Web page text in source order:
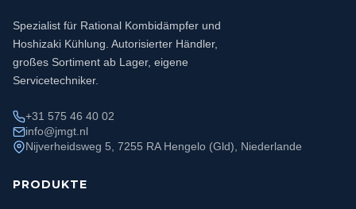
Spezialist für Rational Kombidämpfer und
Hoshizaki Kühlung. Autorisierter Händler,
großes Sortiment ab Lager, eigene
Servicetechniker.
+31 575 46 40 02
info@jmgt.nl
Nijverheidsweg 5, 7255 RA Hengelo (Gld), Niederlande
PRODUKTE